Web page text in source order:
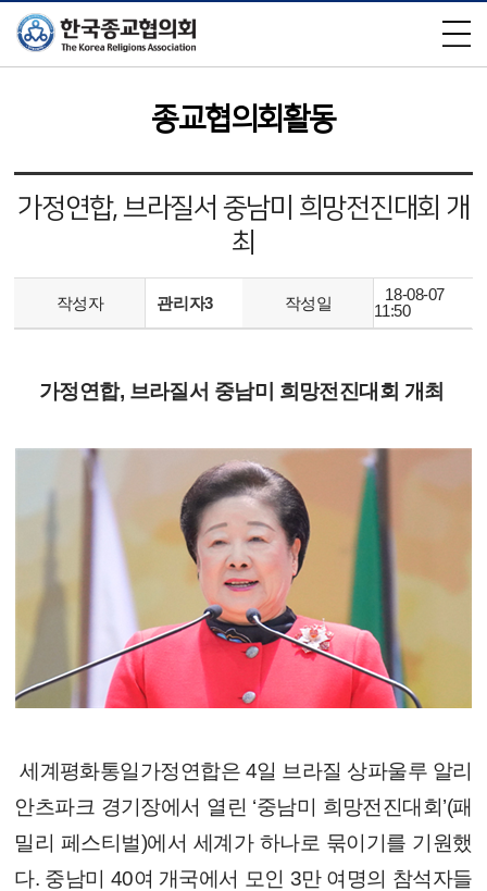
×
종교협의회활동
가정연합, 브라질서 중남미 희망전진대회 개
최
작성자 관리자3 작성일
18-08-07
11:50
가정연합, 브라질서 중남미 희망전진대회 개최
세계평화통일가정연합은 4일 브라질 상파울루 알리
안츠파크 경기장에서 열린 ‘중남미 희망전진대회’(패
밀리 페스티벌)에서 세계가 하나로 묶이기를 기원했
다. 중남미 40여 개국에서 모인 3만 여명의 참석자들